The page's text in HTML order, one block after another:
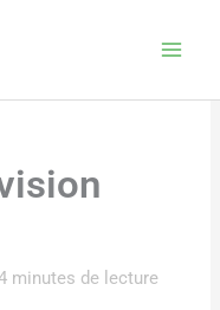
minutes de lecture